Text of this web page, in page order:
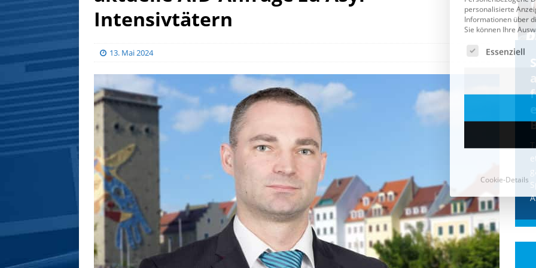
Intensivtätern
13. Mai 2024
der Wahl wieder Afghanen
einfliegen: Zeit für ein
Asylmoratorium!
Flüge vor der[...]
Cookie-Details